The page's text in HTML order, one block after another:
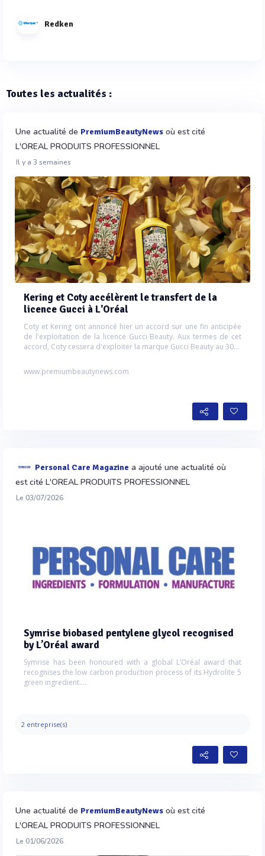
Redken
Toutes les actualités :
Une actualité de PremiumBeautyNews où est cité
L'OREAL PRODUITS PROFESSIONNEL
Il y a 3 semaines
Kering et Coty accélèrent le transfert de la
licence Gucci à L'Oréal
Coty et Kering ont annoncé hier un accord sur une fin anticipée
de l'exploitation de la licence Gucci Beauty. Aux termes de cet
accord, Coty cessera d'exploiter la marque Gucci Beauty au 30...
www.premiumbeautynews.com
Personal Care Magazine a ajouté une actualité où
est cité L'OREAL PRODUITS PROFESSIONNEL
Le 03/07/2026
Symrise biobased pentylene glycol recognised
by L’Oréal award
Symrise has been honoured with a global L’Oréal award that
recognises the low carbon production process of its Hydrolite 5
green ingredient....
2 entreprise(s)
Une actualité de PremiumBeautyNews où est cité
L'OREAL PRODUITS PROFESSIONNEL
Le 01/06/2026